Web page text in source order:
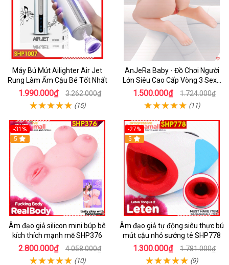
Máy Bú Mút Ailighter Air Jet
Rung Làm Ấm Cậu Bé Tốt Nhất
1.990.000₫ 3.262.000₫
(15)
AnJeRa Baby - Đồ Chơi Người
Lớn Siêu Cao Cấp Vòng 3 Sexy,
Thỏa Mãn Tột Đỉnh SHP464
1.500.000₫ 1.724.000₫
(11)
-31%
5
Âm đạo giả silicon mini búp bê
kích thích mạnh mẽ SHP376
2.800.000₫ 4.058.000₫
(10)
-27%
5
Âm đạo giả tự động siêu thực bú
mút cậu nhỏ sướng tê SHP778
1.300.000₫ 1.781.000₫
(9)